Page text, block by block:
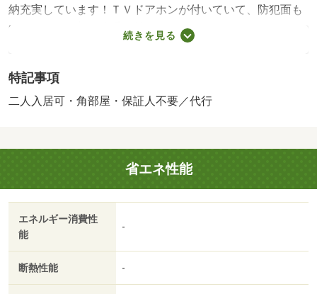
納充実しています！ＴＶドアホンが付いていて、防犯面も
ばっちり！更新事務手数料 ２２，０００円 ｒｕｕｍサ
ポート（税込１，９８０円）が必要です。契約時に鍵セッ
イス登録あり・賃貸保証等：加入要（ハウスリーブ株式会
社 契約時保証委託料：２．２万／月額保証委託料：賃料
☆ 設備、収納充実しています！ＴＶドアホンが付いてい
て、防犯面もばっちり！・仲介手数料：６１，６００円/ク
リーニング費用 60000円
続きを見る
特記事項
二人入居可・角部屋・保証人不要／代行
省エネ性能
エネルギー消費性
能
-
断熱性能 -